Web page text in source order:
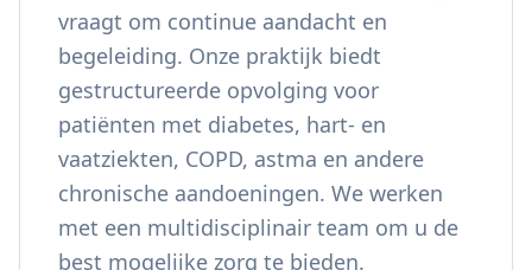
vraagt om continue aandacht en
begeleiding. Onze praktijk biedt
gestructureerde opvolging voor
patiënten met diabetes, hart- en
vaatziekten, COPD, astma en andere
chronische aandoeningen. We werken
met een multidisciplinair team om u de
best mogelijke zorg te bieden.